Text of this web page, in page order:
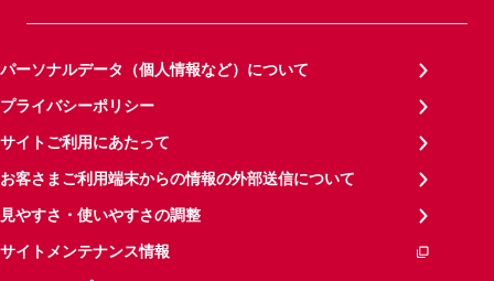
パーソナルデータ（個人情報など）について
プライバシーポリシー
サイトご利用にあたって
お客さまご利用端末からの情報の外部送信について
見やすさ・使いやすさの調整
サイトメンテナンス情報